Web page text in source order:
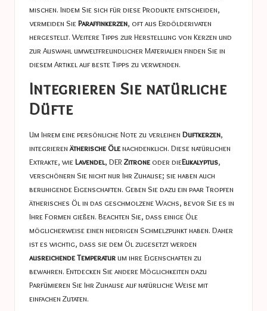
mischen. Indem Sie sich für diese Produkte entscheiden,
vermeiden SieParaffinkerzen, oft aus Erdölderivaten
hergestellt. Weitere Tipps zur Herstellung von Kerzen und
zur Auswahl umweltfreundlicher Materialien finden Sie in
diesem Artikel aufbeste Tipps zu verwenden.
Integrieren Sie natürliche
Düfte
Um Ihrem eine persönliche Note zu verleihen Duftkerzen,
integrieren ätherische Ölenachdenklich. Diese natürlichen
Extrakte, wieLavendel, DER Zitrone oder dieEukalyptus,
verschönern Sie nicht nur Ihr Zuhause; sie haben auch
beruhigende Eigenschaften. Geben Sie dazu ein paar Tropfen
ätherisches Öl in das geschmolzene Wachs, bevor Sie es in
Ihre Formen gießen. Beachten Sie, dass einige Öle
möglicherweise einen niedrigen Schmelzpunkt haben. Daher
ist es wichtig, dass sie dem Öl zugesetzt werden
ausreichende Temperaturum ihre Eigenschaften zu
bewahren. Entdecken Sie andere Möglichkeiten dazu
Parfümieren Sie Ihr Zuhause auf natürliche Weisemit
einfachen Zutaten.